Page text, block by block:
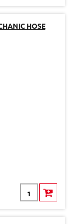
HOSE